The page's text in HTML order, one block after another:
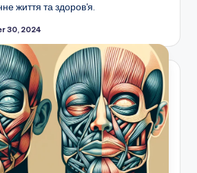
життя та здоров'я.
30, 2024